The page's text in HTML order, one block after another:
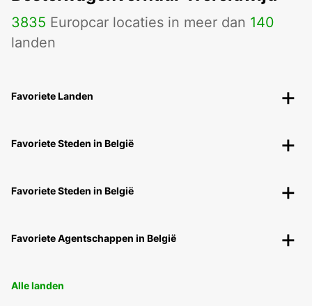
3835 Europcar locaties in meer dan 140
landen
Favoriete Landen
Favoriete Steden in België
Favoriete Steden in België
Favoriete Agentschappen in België
Alle landen